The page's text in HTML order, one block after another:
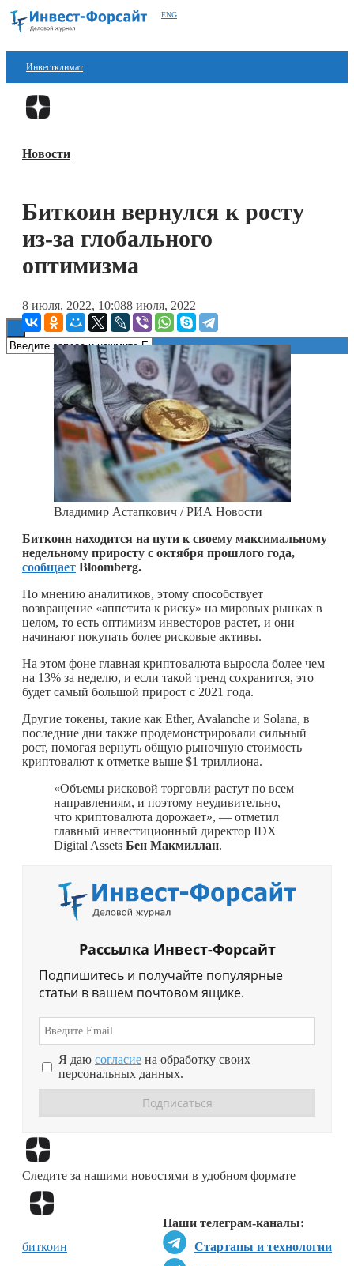
ENG
Инвестклимат
Финансы
Блокчейн
Новости
Биткоин вернулся к росту
из-за глобального
оптимизма
8 июля, 2022, 10:088 июля, 2022
Владимир Астапкович / РИА Новости
Биткоин находится на пути к своему максимальному
недельному приросту с октября прошлого года,
сообщает Bloomberg.
По мнению аналитиков, этому способствует
возвращение «аппетита к риску» на мировых рынках в
целом, то есть оптимизм инвесторов растет, и они
начинают покупать более рисковые активы.
На этом фоне главная криптовалюта выросла более чем
на 13% за неделю, и если такой тренд сохранится, это
будет самый большой прирост с 2021 года.
Другие токены, такие как Ether, Avalanche и Solana, в
последние дни также продемонстрировали сильный
рост, помогая вернуть общую рыночную стоимость
криптовалют к отметке выше $1 триллиона.
«Объемы рисковой торговли растут по всем
направлениям, и поэтому неудивительно,
что криптовалюта дорожает», — отметил
главный инвестиционный директор IDX
Digital Assets Бен Макмиллан.
Рассылка Инвест-Форсайт
Подпишитесь и получайте популярные
статьи в вашем почтовом ящике.
Я даю согласие на обработку своих
персональных данных.
Следите за нашими новостями в удобном формате
Наши телеграм-каналы:
Стартапы и технологии
биткоин